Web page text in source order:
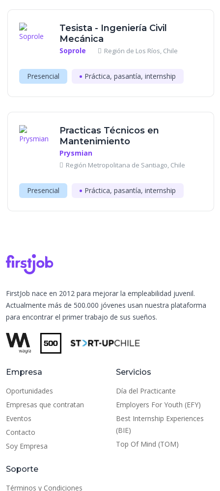
Tesista - Ingeniería Civil
Mecánica
Soprole Región de Los Ríos, Chile
Presencial Práctica, pasantía, internship
Practicas Técnicos en
Mantenimiento
Prysmian
Región Metropolitana de Santiago, Chile
Presencial Práctica, pasantía, internship
FirstJob nace en 2012 para mejorar la empleabilidad juvenil.
Actualmente más de 500.000 jóvenes usan nuestra plataforma
para encontrar el primer trabajo de sus sueños.
Empresa
Oportunidades
Empresas que contratan
Eventos
Contacto
Soy Empresa
Servicios
Día del Practicante
Employers For Youth (EFY)
Best Internship Experiences
(BIE)
Top Of Mind (TOM)
Soporte
Términos y Condiciones